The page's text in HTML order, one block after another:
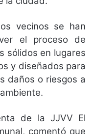
vecinos se han
el proceso de
sólidos en lugares
y diseñados para
daños o riesgos a
de la JJVV El
comentó que